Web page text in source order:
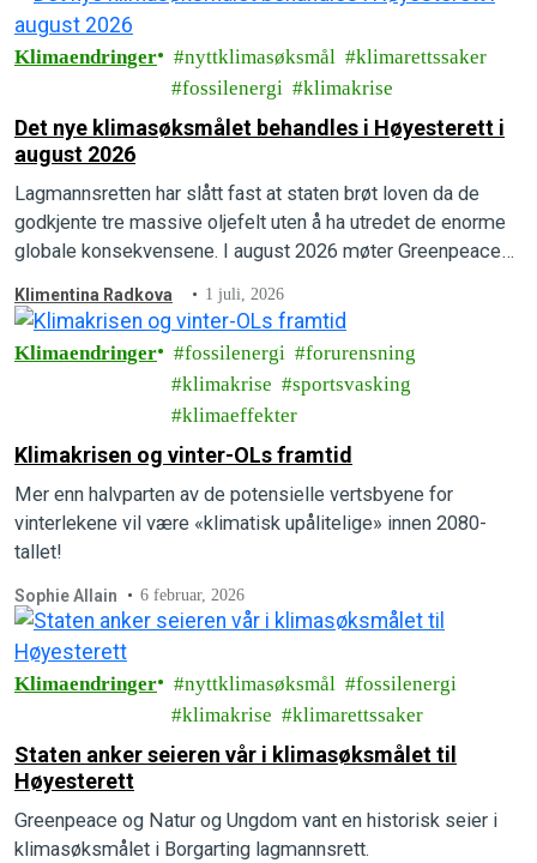
Klimaendringer nyttklimasøksmål
klimarettssaker
fossilenergi
klimakrise
Det nye klimasøksmålet behandles i Høyesterett i
august 2026
Lagmannsretten har slått fast at staten brøt loven da de
godkjente tre massive oljefelt uten å ha utredet de enorme
globale konsekvensene. I august 2026 møter Greenpeace
Klimentina Radkova 1 juli, 2026
Klimaendringer fossilenergi
forurensning
klimakrise
sportsvasking
klimaeffekter
Klimakrisen og vinter-OLs framtid
Mer enn halvparten av de potensielle vertsbyene for
vinterlekene vil være «klimatisk upålitelige» innen 2080-
tallet!
Sophie Allain 6 februar, 2026
Klimaendringer nyttklimasøksmål
fossilenergi
klimakrise
klimarettssaker
Staten anker seieren vår i klimasøksmålet til
Høyesterett
Greenpeace og Natur og Ungdom vant en historisk seier i
klimasøksmålet i Borgarting lagmannsrett.